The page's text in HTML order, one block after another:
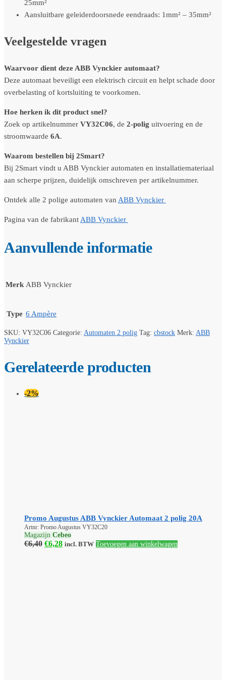
25mm²
Aansluitbare geleiderdoorsnede eendraads: 1mm² – 35mm²
Veelgestelde vragen
Waarvoor dient deze ABB Vynckier automaat?
Deze automaat beveiligt een elektrisch circuit en helpt schade door
overbelasting of kortsluiting te voorkomen.
Hoe herken ik dit product snel?
Zoek op artikelnummer VY32C06, de 2-polig uitvoering en de
stroomwaarde 6A.
Waarom bestellen bij 2Smart?
Bij 2Smart vindt u ABB Vynckier automaten en installatiemateriaal
aan scherpe prijzen, duidelijk omschreven per artikelnummer.
Ontdek alle 2 polige automaten van ABB Vynckier
Pagina van de fabrikant ABB Vynckier
Aanvullende informatie
Merk ABB Vynckier
Type 6 Ampère
SKU: VY32C06 Categorie: Automaten 2 polig Tag: cbstock Merk: ABB
Vynckier
Gerelateerde producten
-2%
Promo Augustus ABB Vynckier Automaat 2 polig 20A
Artnr: Promo Augustus VY32C20
Magazijn Cebeo
€6,40 Oorspronkelijke
€6,28Huidige
incl. BTW Toevoegen aan winkelwagen